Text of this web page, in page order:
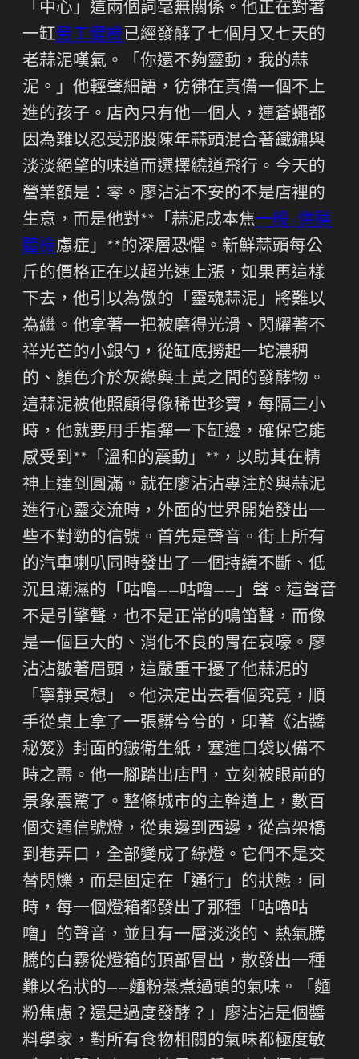
「中心」這兩個詞毫無關係。他正在對著
一缸勞工健檢已經發酵了七個月又七天的
老蒜泥嘆氣。「你還不夠靈動，我的蒜
泥。」他輕聲細語，彷彿在責備一個不上
進的孩子。店內只有他一個人，連蒼蠅都
因為難以忍受那股陳年蒜頭混合著鐵鏽與
淡淡絕望的味道而選擇繞道飛行。今天的
營業額是：零。廖沾沾不安的不是店裡的
生意，而是他對**「蒜泥成本焦一般+供膳
體檢慮症」**的深層恐懼。新鮮蒜頭每公
斤的價格正在以超光速上漲，如果再這樣
下去，他引以為傲的「靈魂蒜泥」將難以
為繼。他拿著一把被磨得光滑、閃耀著不
祥光芒的小銀勺，從缸底撈起一坨濃稠
的、顏色介於灰綠與土黃之間的發酵物。
這蒜泥被他照顧得像稀世珍寶，每隔三小
時，他就要用手指彈一下缸邊，確保它能
感受到**「溫和的震動」**，以助其在精
神上達到圓滿。就在廖沾沾專注於與蒜泥
進行心靈交流時，外面的世界開始發出一
些不對勁的信號。首先是聲音。街上所有
的汽車喇叭同時發出了一個持續不斷、低
沉且潮濕的「咕嚕——咕嚕——」聲。這聲音
不是引擎聲，也不是正常的鳴笛聲，而像
是一個巨大的、消化不良的胃在哀嚎。廖
沾沾皺著眉頭，這嚴重干擾了他蒜泥的
「寧靜冥想」。他決定出去看個究竟，順
手從桌上拿了一張髒兮兮的，印著《沾醬
秘笈》封面的皺衛生紙，塞進口袋以備不
時之需。他一腳踏出店門，立刻被眼前的
景象震驚了。整條城市的主幹道上，數百
個交通信號燈，從東邊到西邊，從高架橋
到巷弄口，全部變成了綠燈。它們不是交
替閃爍，而是固定在「通行」的狀態，同
時，每一個燈箱都發出了那種「咕嚕咕
嚕」的聲音，並且有一層淡淡的、熱氣騰
騰的白霧從燈箱的頂部冒出，散發出一種
難以名狀的——麵粉蒸煮過頭的氣味。「麵
粉焦慮？還是過度發酵？」廖沾沾是個醬
料學家，對所有食物相關的氣味都極度敏